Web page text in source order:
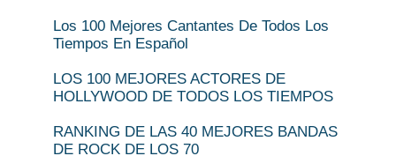
Los 100 Mejores Cantantes De Todos Los
Tiempos En Español
LOS 100 MEJORES ACTORES DE
HOLLYWOOD DE TODOS LOS TIEMPOS
RANKING DE LAS 40 MEJORES BANDAS
DE ROCK DE LOS 70